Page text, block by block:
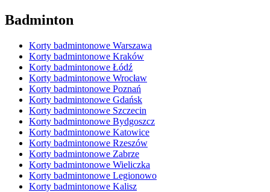
Badminton
Korty badmintonowe Warszawa
Korty badmintonowe Kraków
Korty badmintonowe Łódź
Korty badmintonowe Wrocław
Korty badmintonowe Poznań
Korty badmintonowe Gdańsk
Korty badmintonowe Szczecin
Korty badmintonowe Bydgoszcz
Korty badmintonowe Katowice
Korty badmintonowe Rzeszów
Korty badmintonowe Zabrze
Korty badmintonowe Wieliczka
Korty badmintonowe Legionowo
Korty badmintonowe Kalisz